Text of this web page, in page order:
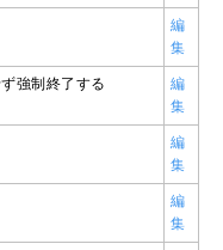
編
集
強制終了する
編
集
編
集
編
集